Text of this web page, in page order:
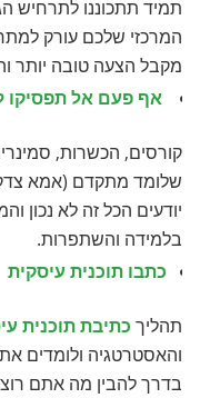
תמיד תתכוננו לתרחיש
המרכזי שלכם עורק
מקבל הצעה טובה יותר
אף פעם אל תפסיקו
קורסים, הכשרות,
שלומד מתקדם (אמא
יודעים הכל זה לא נכון
בלמידה והשתפרות.
כתבו תוכנית עיסקית
תהליך כתיבת תוכנית
והאסטרטגיה ולומדים
בדרך להבין מה אתם